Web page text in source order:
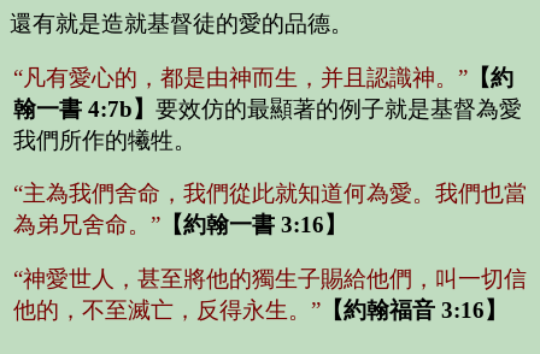
還有就是造就基督徒的愛的品德。
“凡有愛心的，都是由神而生，并且認識神。” 【約
翰一書 4:7b】 要效仿的最顯著的例子就是基督為愛
我們所作的犧牲。
“主為我們舍命，我們從此就知道何為愛。我們也當
為弟兄舍命。” 【約翰一書 3:16】
“神愛世人，甚至將他的獨生子賜給他們，叫一切信
他的，不至滅亡，反得永生。” 【約翰福音 3:16】